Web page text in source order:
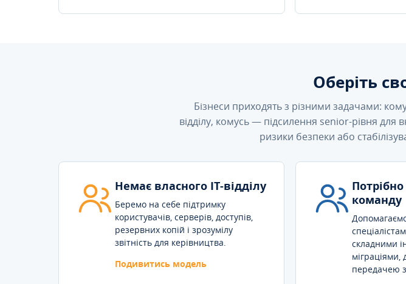
Оберіть
Бізнеси приходять з різними задачами:
відділу, комусь — підсилення senior-рівня
ризики безпеки або
Немає власного IT-відділу
Беремо на себе підтримку
користувачів, серверів, доступів,
резервних копій і зрозумілу
звітність для керівництва.
Подивитись модель
команду
складними
міграціями,
передачею